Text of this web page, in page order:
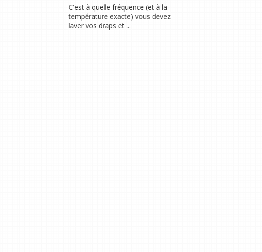
C'est à quelle fréquence (et à la
température exacte) vous devez
laver vos draps et ...